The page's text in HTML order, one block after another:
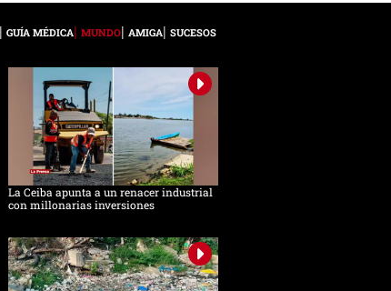
GUÍA MÉDICA MUNDO AMIGA SUCESOS
La Ceiba apunta a un renacer industrial
con millonarias inversiones